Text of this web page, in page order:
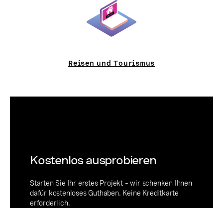
Reisen und Tourismus
Kostenlos ausprobieren
Starten Sie Ihr erstes Projekt – wir schenken Ihnen
dafür kostenloses Guthaben. Keine Kreditkarte
erforderlich.